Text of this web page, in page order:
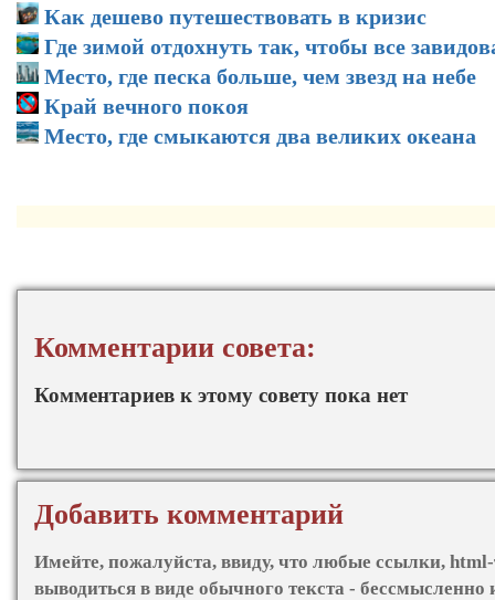
Как дешево путешествовать в кризис
Где зимой отдохнуть так, чтобы все
Место, где песка больше, чем звезд на небе
Край вечного покоя
Место, где смыкаются два великих океана
Комментарии совета:
Комментариев к этому совету пока нет
Добавить комментарий
Имейте, пожалуйста, ввиду, что любые ссылки,
выводиться в виде обычного текста - бессмысленно